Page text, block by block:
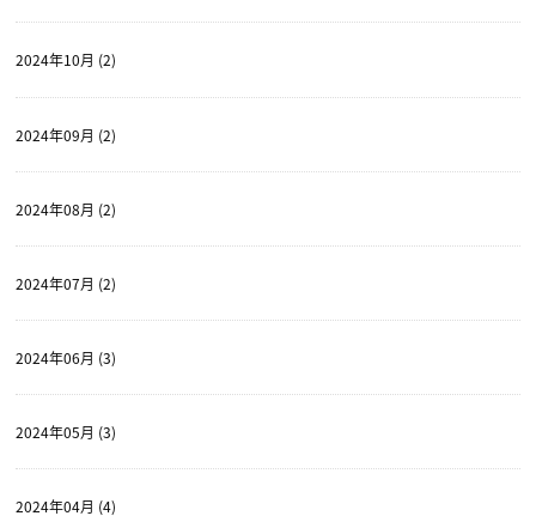
2024年10月 (2)
2024年09月 (2)
2024年08月 (2)
2024年07月 (2)
2024年06月 (3)
2024年05月 (3)
2024年04月 (4)